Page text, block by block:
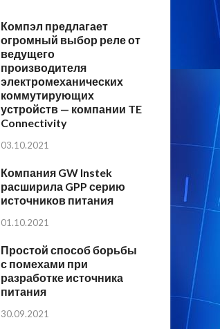
Компэл предлагает
огромный выбор реле от
ведущего
производителя
электромеханических
коммутирующих
устройств — компании TE
Connectivity
03.10.2021
Компания GW Instek
расширила GPP серию
источников питания
01.10.2021
Простой способ борьбы
с помехами при
разработке источника
питания
30.09.2021